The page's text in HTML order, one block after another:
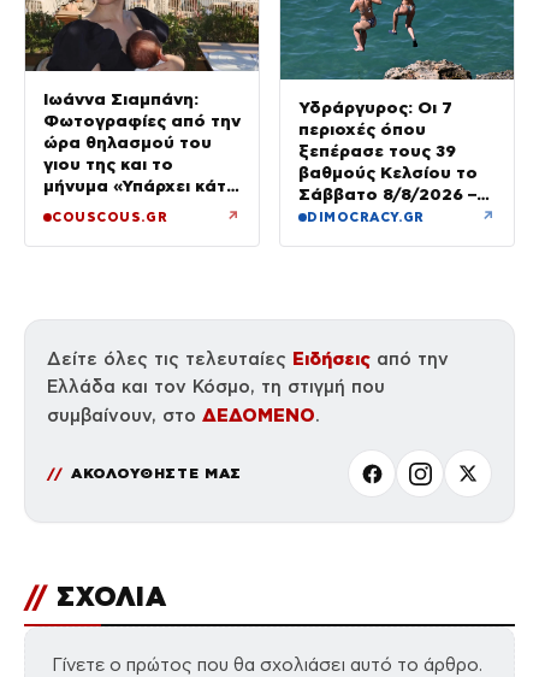
Ιωάννα Σιαμπάνη:
Φωτογραφίες από την
ώρα θηλασμού του
γιου της και το
μήνυμα «Υπάρχει κάτι
COUSCOUS.GR ↗
Υδράργυρος: Οι 7
περιοχές όπου
ξεπέρασε τους 39
βαθμούς Κελσίου το
Σάββατο 8/8/2026 –
Πού θα δούμε 40άρια
DIMOCRACY.GR ↗
Δείτε όλες τις τελευταίες Ειδήσεις από την
Ελλάδα και τον Κόσμο, τη στιγμή που
συμβαίνουν, στο ΔΕΔΟΜΕΝΟ.
ΑΚΟΛΟΥΘΗΣΤΕ ΜΑΣ
// ΣΧΟΛΙΑ
Γίνετε ο πρώτος που θα σχολιάσει αυτό το άρθρο.